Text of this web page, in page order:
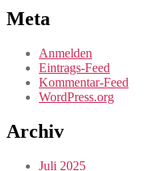
Meta
Anmelden
Eintrags-Feed
Kommentar-Feed
WordPress.org
Archiv
Juli 2025